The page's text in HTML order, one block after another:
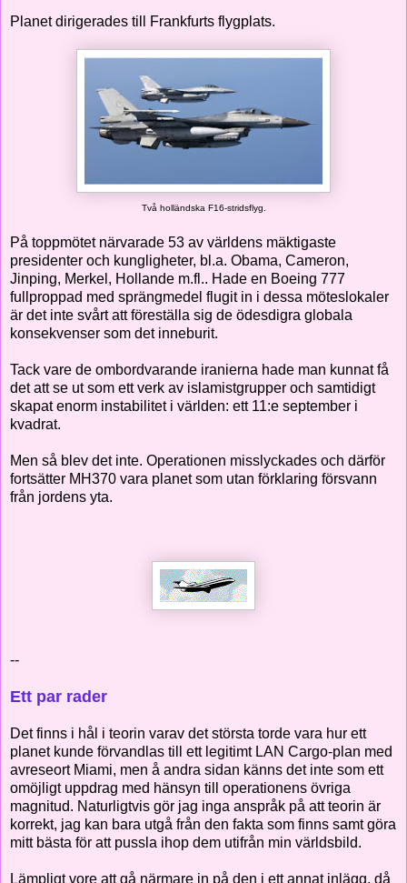
Planet dirigerades till Frankfurts flygplats.
Två holländska F16-stridsflyg.
På toppmötet närvarade 53 av världens mäktigaste
presidenter och kungligheter, bl.a. Obama, Cameron,
Jinping, Merkel, Hollande m.fl.. Hade en Boeing 777
fullproppad med sprängmedel flugit in i dessa möteslokaler
är det inte svårt att föreställa sig de ödesdigra globala
konsekvenser som det inneburit.
Tack vare de ombordvarande iranierna hade man kunnat få
det att se ut som ett verk av islamistgrupper och samtidigt
skapat enorm instabilitet i världen: ett 11:e september i
kvadrat.
Men så blev det inte. Operationen misslyckades och därför
fortsätter MH370 vara planet som utan förklaring försvann
från jordens yta.
--
Ett par rader
Det finns i hål i teorin varav det största torde vara hur ett
planet kunde förvandlas till ett legitimt LAN Cargo-plan med
avreseort Miami, men å andra sidan känns det inte som ett
omöjligt uppdrag med hänsyn till operationens övriga
magnitud. Naturligtvis gör jag inga anspråk på att teorin är
korrekt, jag kan bara utgå från den fakta som finns samt göra
mitt bästa för att pussla ihop dem utifrån min världsbild.
Lämpligt vore att gå närmare in på den i ett annat inlägg, då